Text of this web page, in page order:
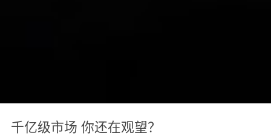
千亿级市场 你还在观望？